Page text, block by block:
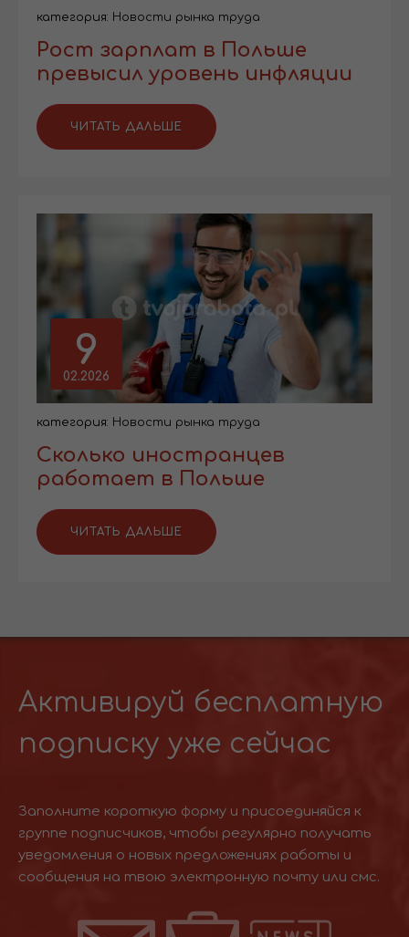
категория: Новости рынка труда
Рост зарплат в Польше
превысил уровень инфляции
ЧИТАТЬ ДАЛЬШЕ
9
02.2026
категория: Новости рынка труда
Сколько иностранцев
работает в Польше
ЧИТАТЬ ДАЛЬШЕ
Активируй бесплатную
подписку уже сейчас
Заполните короткую форму и присоединяйся к
группе подписчиков, чтобы регулярно получать
уведомления о новых предложениях работы и
сообщения на твою электронную почту или смс.